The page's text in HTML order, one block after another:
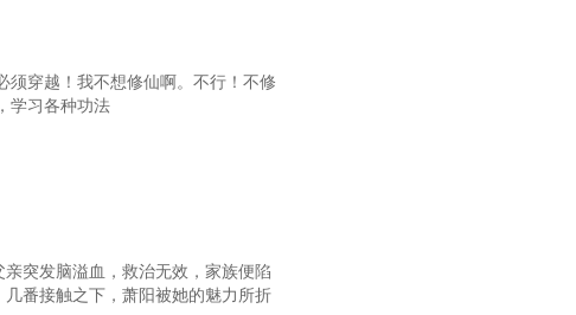
第48章 压力给到侯亮平
第60章 全部乱套了
第63章 甩锅大会
须穿越！我不想修仙啊。不行！不修
学习各种功法
突发脑溢血，救治无效，家族便陷
番接触之下，萧阳被她的魅力所折